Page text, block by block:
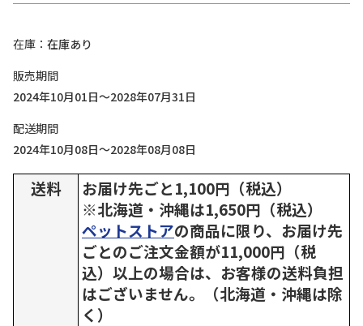
在庫
在庫あり
販売期間
2024年10月01日～2028年07月31日
配送期間
2024年10月08日～2028年08月08日
送料
お届け先ごと1,100円（税込）
※北海道・沖縄は1,650円（税込）
ペットストアの商品に限り、お届け先
ごとのご注文金額が11,000円（税
込）以上の場合は、お客様の送料負担
はございません。（北海道・沖縄は除
く）